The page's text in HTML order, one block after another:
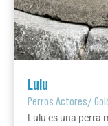
Lulu
Perros Actores/
Lulu es una perra